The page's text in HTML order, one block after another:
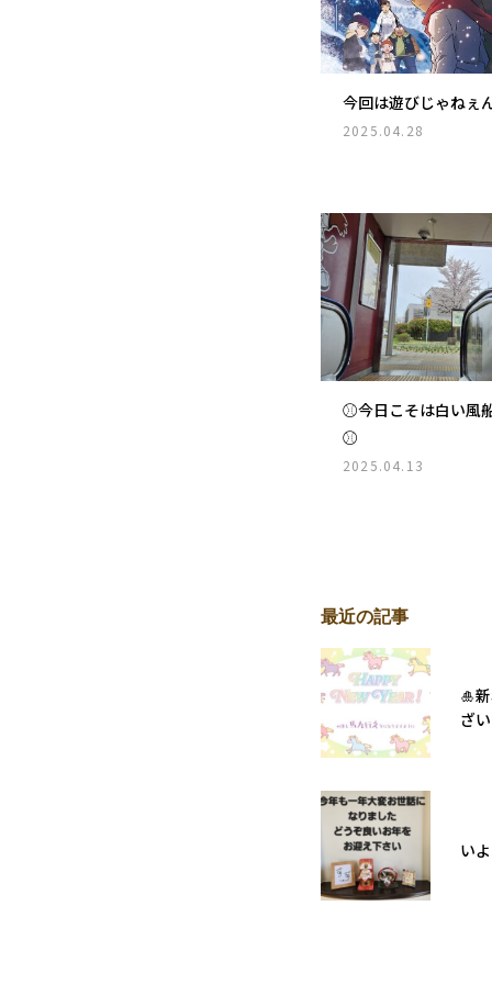
今回は遊びじゃねぇ
2025.04.28
⚾今日こそは白い風
⚾
2025.04.13
最近の記事
🎍
ざ
い